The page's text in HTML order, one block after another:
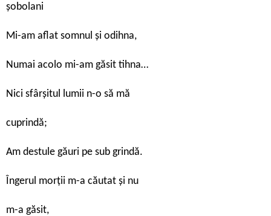
șobolani
Mi-am aflat somnul și odihna,
Numai acolo mi-am găsit tihna…
Nici sfârșitul lumii n-o să mă
cuprindă;
Am destule găuri pe sub grindă.
Îngerul morții m-a căutat și nu
m-a găsit,